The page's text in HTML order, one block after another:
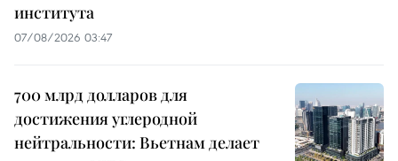
института
07/08/2026 03:47
700 млрд долларов для
достижения углеродной
нейтральности: Вьетнам делает